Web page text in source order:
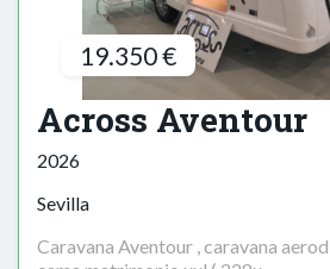
19.350 €
Across Aventour
2026
Sevilla
Caravana Aventour , caravana